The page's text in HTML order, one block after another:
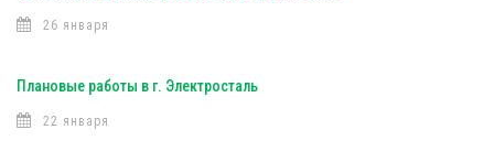
26 января
Плановые работы в г. Электросталь
22 января